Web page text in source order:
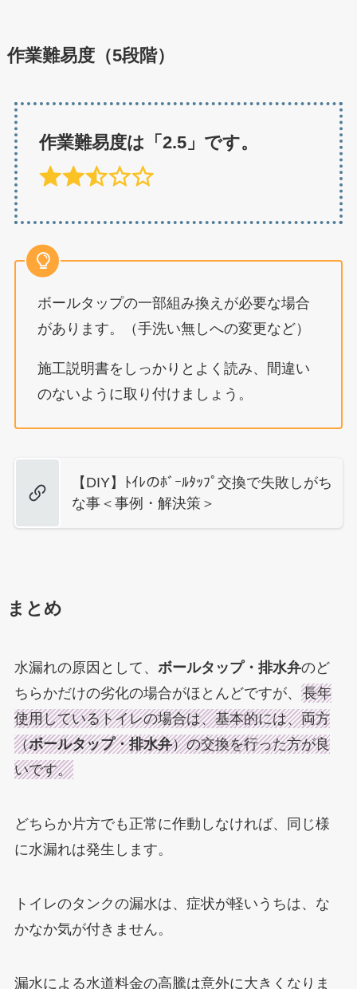
作業難易度（5段階）
作業難易度は「2.5」です。
ボールタップの一部組み換えが必要な場合
があります。（手洗い無しへの変更など）
施工説明書をしっかりとよく読み、間違い
のないように取り付けましょう。
【DIY】ﾄｲﾚのﾎﾞｰﾙﾀｯﾌﾟ交換で失敗しがち
な事＜事例・解決策＞
まとめ
水漏れの原因として、 ボールタップ・排水弁のど
ちらかだけの劣化の場合がほとんどですが、 長年
使用しているトイレの場合は、基本的には、両方
（ボールタップ・排水弁）の交換を行った方が良
いです。
どちらか片方でも正常に作動しなければ、同じ様
に水漏れは発生します。
トイレのタンクの漏水は、症状が軽いうちは、な
かなか気が付きません。
漏水による水道料金の高騰は意外に大きくなりま